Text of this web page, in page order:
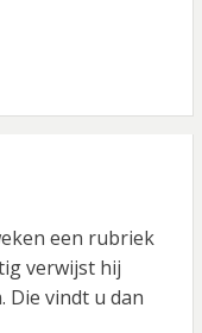
een rubriek
verwijst hij
Die vindt u dan